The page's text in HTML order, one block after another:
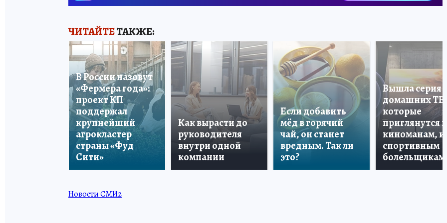
ЧИТАЙТЕТАКЖЕ:
В России назовут
«Фермера года»:
проект КП
поддержал
крупнейший
агрокластер
страны «Фуд
Сити»
Как вырасти до
руководителя
внутри одной
компании
Если добавить
мёд в горячий
чай, он станет
вредным. Так ли
это?
Вышла серия
домашних ТВ,
которые
приглянутся и
киноманам, и
спортивным
болельщикам
Новости СМИ2